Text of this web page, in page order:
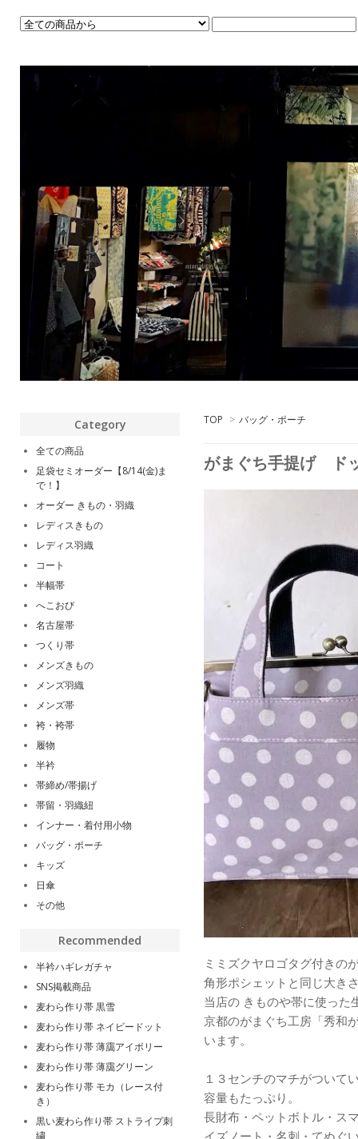
TOP > バッグ・ポーチ
がまぐち手提げ ド
ミミズクヤロゴタグ付きの
角形ポシェットと同じ大き
当店の きものや帯に使った
京都のがまぐち工房「秀和
います。
１３センチのマチがついて
容量もたっぷり。
長財布・ペットボトル・ス
Category
全ての商品
足袋セミオーダー【8/14(金)ま
で！】
オーダー きもの・羽織
レディスきもの
レディス羽織
コート
半幅帯
へこおび
名古屋帯
つくり帯
メンズきもの
メンズ羽織
メンズ帯
袴・袴帯
履物
半衿
帯締め/帯揚げ
帯留・羽織紐
インナー・着付用小物
バッグ・ポーチ
キッズ
日傘
その他
Recommended
半衿ハギレガチャ
SNS掲載商品
麦わら作り帯 黒雪
麦わら作り帯 ネイビードット
麦わら作り帯 薄靄アイボリー
麦わら作り帯 薄靄グリーン
麦わら作り帯 モカ（レース付
き）
黒い麦わら作り帯 ストライプ刺
繍